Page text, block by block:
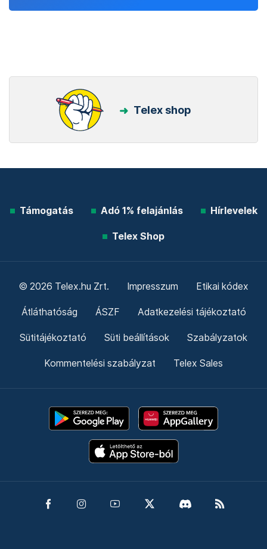
Telex shop
Támogatás Adó 1% felajánlás Hírlevelek
Telex Shop
© 2026 Telex.hu Zrt. Impresszum Etikai kódex
Átláthatóság ÁSZF Adatkezelési tájékoztató
Sütitájékoztató Süti beállítások Szabályzatok
Kommentelési szabályzat Telex Sales